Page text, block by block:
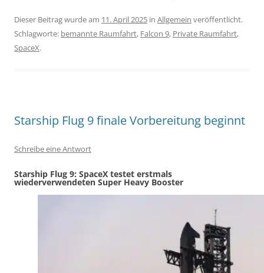
Dieser Beitrag wurde am 11. April 2025 in Allgemein veröffentlicht.
Schlagworte: bemannte Raumfahrt, Falcon 9, Private Raumfahrt,
SpaceX.
Starship Flug 9 finale Vorbereitung beginnt
Schreibe eine Antwort
Starship Flug 9: SpaceX testet erstmals
wiederverwendeten Super Heavy Booster